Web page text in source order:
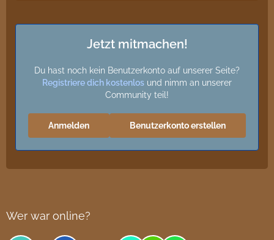
Jetzt mitmachen!
Du hast noch kein Benutzerkonto auf unserer Seite?
Registriere dich kostenlos und nimm an unserer
Community teil!
Benutzerkonto erstellen
Anmelden
Wer war online?